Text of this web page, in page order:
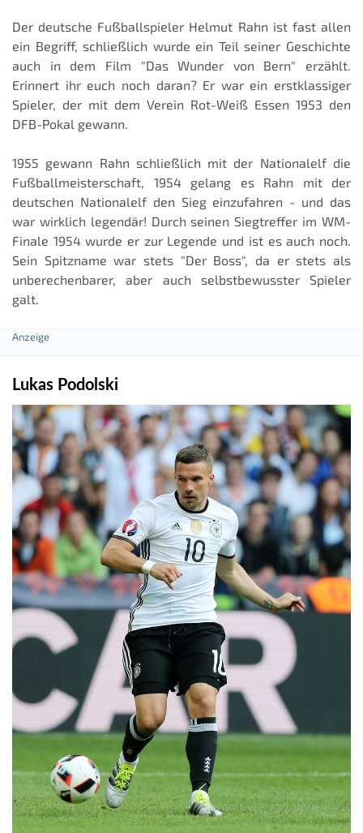
Der deutsche Fußballspieler Helmut Rahn ist fast allen
ein Begriff, schließlich wurde ein Teil seiner Geschichte
auch in dem Film "Das Wunder von Bern" erzählt.
Erinnert ihr euch noch daran? Er war ein erstklassiger
Spieler, der mit dem Verein Rot-Weiß Essen 1953 den
DFB-Pokal gewann.
1955 gewann Rahn schließlich mit der Nationalelf die
Fußballmeisterschaft, 1954 gelang es Rahn mit der
deutschen Nationalelf den Sieg einzufahren - und das
war wirklich legendär! Durch seinen Siegtreffer im WM-
Finale 1954 wurde er zur Legende und ist es auch noch.
Sein Spitzname war stets "Der Boss", da er stets als
unberechenbarer, aber auch selbstbewusster Spieler
galt.
Lukas Podolski